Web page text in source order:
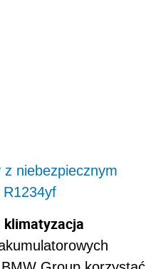
z niebezpiecznym
R1234yf
klimatyzacja